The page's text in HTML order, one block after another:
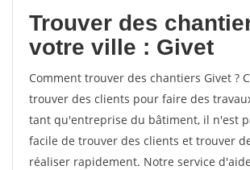
Trouver des
votre ville : Givet
Comment trouver des chantiers Givet ?
trouver des clients pour faire des
tant qu'entreprise du bâtiment, il n'est
facile de trouver des clients et trouver
réaliser rapidement. Notre service